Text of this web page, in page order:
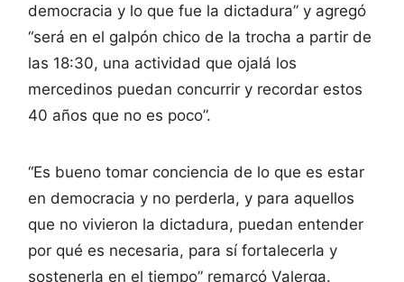
democracia y lo que fue la dictadura” y agregó
“será en el galpón chico de la trocha a partir de
las 18:30, una actividad que ojalá los
mercedinos puedan concurrir y recordar estos
40 años que no es poco”.
“Es bueno tomar conciencia de lo que es estar
en democracia y no perderla, y para aquellos
que no vivieron la dictadura, puedan entender
por qué es necesaria, para sí fortalecerla y
sostenerla en el tiempo” remarcó Valerga.